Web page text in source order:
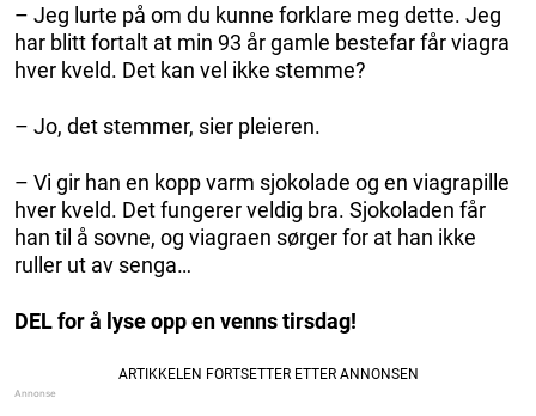
– Jeg lurte på om du kunne forklare meg dette. Jeg
har blitt fortalt at min 93 år gamle bestefar får viagra
hver kveld. Det kan vel ikke stemme?
– Jo, det stemmer, sier pleieren.
– Vi gir han en kopp varm sjokolade og en viagrapille
hver kveld. Det fungerer veldig bra. Sjokoladen får
han til å sovne, og viagraen sørger for at han ikke
ruller ut av senga…
DEL for å lyse opp en venns tirsdag!